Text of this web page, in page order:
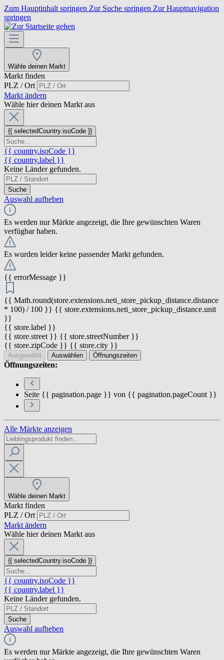
Zum Hauptinhalt springen Zur Suche springen Zur Hauptnavigation
springen
Wähle deinen Markt
Markt finden
PLZ / Ort
Markt ändern
Wähle hier deinen Markt aus
{{ selectedCountry.isoCode }}
{{ country.isoCode }}
{{ country.label }}
Keine Länder gefunden.
Suche
Auswahl aufheben
Es werden nur Märkte angezeigt, die Ihre gewünschten Waren
verfügbar haben.
Es wurden leider keine passender Markt gefunden.
{{ errorMessage }}
{{ Math.round(store.extensions.neti_store_pickup_distance.distance
* 100) / 100 }} {{ store.extensions.neti_store_pickup_distance.unit
}}
{{ store.label }}
{{ store.street }} {{ store.streetNumber }}
{{ store.zipCode }} {{ store.city }}
Ausgewählt Auswählen Öffnungszeiten
Öffnungszeiten:
Seite {{ pagination.page }} von {{ pagination.pageCount }}
Alle Märkte anzeigen
Wähle deinen Markt
Markt finden
PLZ / Ort
Markt ändern
Wähle hier deinen Markt aus
{{ selectedCountry.isoCode }}
{{ country.isoCode }}
{{ country.label }}
Keine Länder gefunden.
Suche
Auswahl aufheben
Es werden nur Märkte angezeigt, die Ihre gewünschten Waren